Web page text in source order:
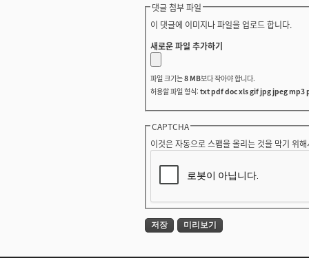
댓글 첨부 파일
이 댓글에 이미지나 파일을 업로드 합니다.
새로운 파일 추가하기
파일 크기는8 MB보다 작아야 합니다.
허용할 파일 형식: txt pdf doc xls gif jpg jpeg mp3
CAPTCHA
이것은 자동으로 스팸을 올리는 것을 막기 위